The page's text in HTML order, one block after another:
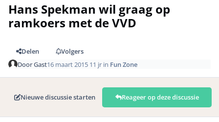
Hans Spekman wil graag op
ramkoers met de VVD
Delen
Volgers
DoorGast16 maart 2015 11 jr in Fun Zone
Nieuwe discussie starten Reageer op deze discussie